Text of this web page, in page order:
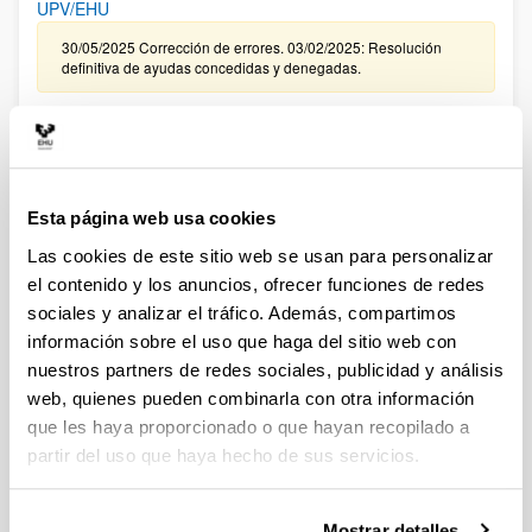
Esta página web usa cookies
Las cookies de este sitio web se usan para personalizar
el contenido y los anuncios, ofrecer funciones de redes
sociales y analizar el tráfico. Además, compartimos
información sobre el uso que haga del sitio web con
nuestros partners de redes sociales, publicidad y análisis
web, quienes pueden combinarla con otra información
que les haya proporcionado o que hayan recopilado a
partir del uso que haya hecho de sus servicios.
UPV/EHU
30/05/2025 Corrección de errores. 03/02/2025: Resolución
definitiva de ayudas concedidas y denegadas.
CONVOCATORIA, DE TRAMITACIÓN ANTICIPADA, DE
CONTRATACIÓN PARA LA FORMACIÓN DE PERSONAL
INVESTIGADOR EN LA UPV/EHU ASOCIADO A LA
DE CONOCIMIENTO ” DEL MINISTERIO DE CIENCIA,
INNOVACIÓN Y UNIVERSIDADES (FPI 2025)
09/01/2026. Resolución definitiva de ayudas concedidas y
denegadas.
CONVOCATORIA EXTRAORDINARIA DE CONTRATACIÓN
PARA LA FORMACIÓN DE PERSONAL INVESTIGADOR
ASOCIADO A LAS AYUDAS CONCEDIDAS EN LA
CONVOCATORIA DE “PROYECTOS DE GENERACIÓN DE
CONOCIMIENTO” DEL MINISTERIO DE CIENCIA E
INNOVACIÓN 2024 EN LA UPV/EHU